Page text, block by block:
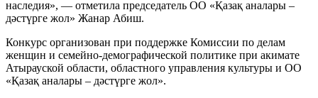
наследия», — отметила председатель ОО «Қазақ аналары –
дәстүрге жол» Жанар Абиш.
Конкурс организован при поддержке Комиссии по делам
женщин и семейно-демографической политике при акимате
Атырауской области, областного управления культуры и ОО
«Қазақ аналары – дәстүрге жол».